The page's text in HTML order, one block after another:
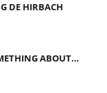
DE HIRBACH
ABOUT…